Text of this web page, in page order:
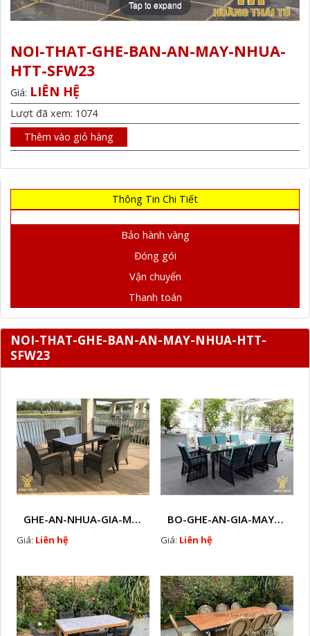
Tap to expand
NOI-THAT-GHE-BAN-AN-MAY-NHUA-
HTT-SFW23
Giá: LIÊN HỆ
Lượt đã xem: 1074
Thêm vào giỏ hàng
Thông Tin Chi Tiết
Bảo hành vàng
Đóng gói
Vận chuyển
Thanh toán
NOI-THAT-GHE-BAN-AN-MAY-NHUA-HTT-
SFW23
GHE-AN-NHUA-GIA-MAY-HTT - B37
Giá: Liên hệ
BO-GHE-AN-GIA-MAY- HTT - B33
Giá: Liên hệ